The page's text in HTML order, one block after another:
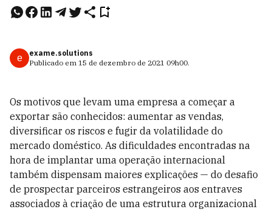
e
exame.solutions
Publicado em 15 de dezembro de 2021 09h00.
Os motivos que levam uma empresa a começar a
exportar são conhecidos: aumentar as vendas,
diversificar os riscos e fugir da volatilidade do
mercado doméstico. As dificuldades encontradas na
hora de implantar uma operação internacional
também dispensam maiores explicações — do desafio
de prospectar parceiros estrangeiros aos entraves
associados à criação de uma estrutura organizacional